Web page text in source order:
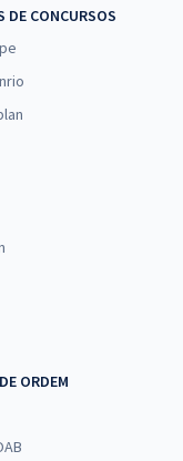
DE CONCURSOS
ORDEM